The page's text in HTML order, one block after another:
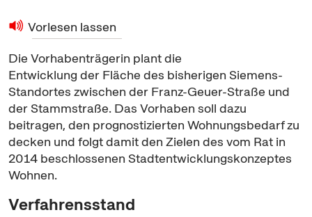
Vorlesen lassen
Die Vorhabenträgerin plant die
Entwicklung der Fläche des bisherigen Siemens-
Standortes zwischen der Franz-Geuer-Straße und
der Stammstraße. Das Vorhaben soll dazu
beitragen, den prognostizierten Wohnungsbedarf zu
decken und folgt damit den Zielen des vom Rat in
2014 beschlossenen Stadtentwicklungskonzeptes
Wohnen.
Verfahrensstand